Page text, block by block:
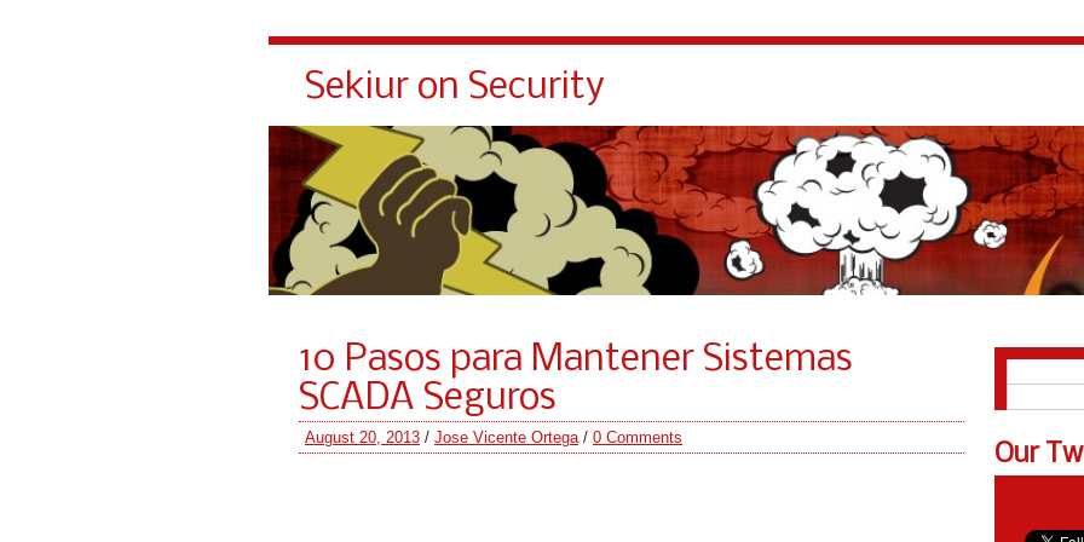
Sekiur on Security
10 Pasos para Mantener Sistemas
SCADA Seguros
August 20, 2013 / Jose Vicente Ortega/ 0 Comments
Our